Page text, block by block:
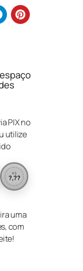
PIX no
utilize
R$
?,??
uma
com